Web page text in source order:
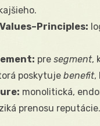
pre segment,
poskytuje benefit,
monolitická,
prenosu reputácie.